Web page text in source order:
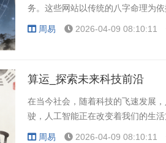
务。这些网站以传统的八字命理为
周易 2026-04-09 08:10:11
算运_探索未来科技前沿
在当今社会，随着科技的飞速发展
驶，人工智能正在改变着我们的生
周易 2026-04-09 08:10:11